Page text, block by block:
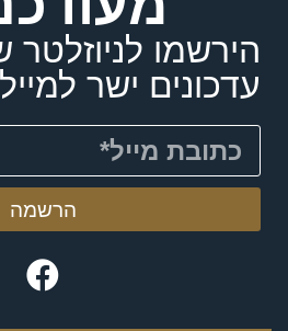
הירשמו לניוזלטר
עדכונים ישר למייל
הרשמה